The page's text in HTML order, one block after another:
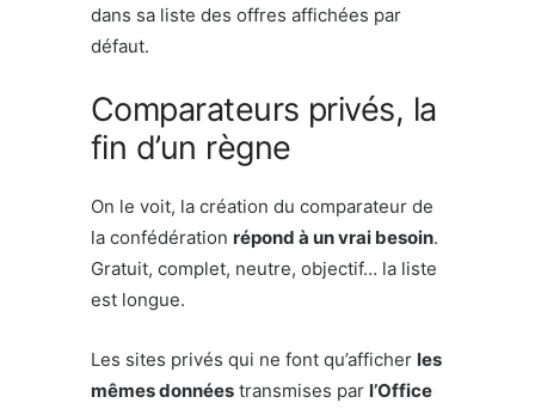
dans sa liste des offres affichées par
défaut.
Comparateurs privés, la
fin d’un règne
On le voit, la création du comparateur de
la confédération répond à un vrai besoin.
Gratuit, complet, neutre, objectif… la liste
est longue.
Les sites privés qui ne font qu’afficher les
mêmes données transmises par l’Office